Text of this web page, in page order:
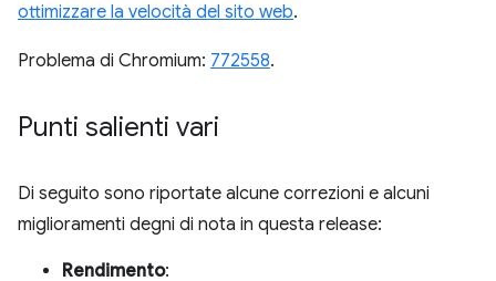
ottimizzare la velocità del sito web.
Problema di Chromium: 772558.
Punti salienti vari
Di seguito sono riportate alcune correzioni e alcuni
miglioramenti degni di nota in questa release:
Rendimento: